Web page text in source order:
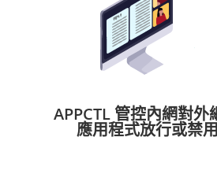
APPCTL 管控內網對外
應用程式放行或禁用